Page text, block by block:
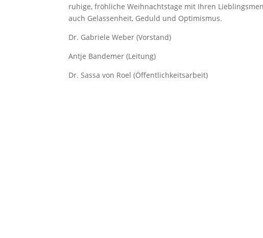
ruhige, fröhliche Weihnachtstage mit Ihren
auch Gelassenheit, Geduld und Optimismus.
Dr. Gabriele Weber (Vorstand)
Antje Bandemer (Leitung)
Dr. Sassa von Roel (Öffentlichkeitsarbeit)